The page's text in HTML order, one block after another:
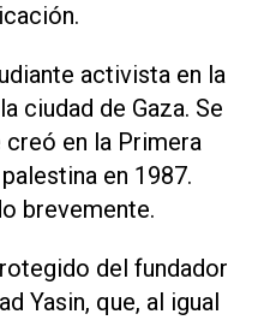
activista en la
ciudad de Gaza. Se
creó en la Primera
en 1987.
brevemente.
del fundador
Yasin, que, al igual